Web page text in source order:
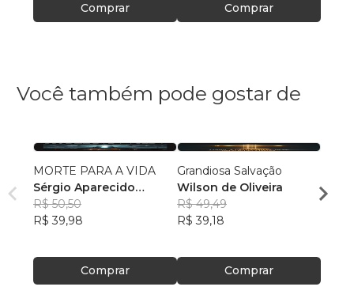
Comprar Comprar
Você também pode gostar de
MORTE PARA A VIDA
Sérgio Aparecido
Ribeiro de Souza
R$ 50,50
R$ 39,98
Comprar
Grandiosa Salvação
Wilson de Oliveira
R$ 49,49
R$ 39,18
Comprar
R$